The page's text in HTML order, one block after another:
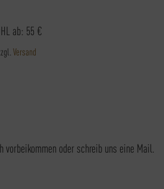
ab: 55 €
Versand
oder schreib uns eine Mail.